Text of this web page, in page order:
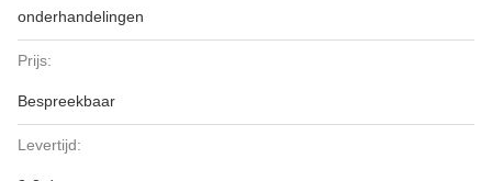
onderhandelingen
Prijs:
Bespreekbaar
Levertijd: